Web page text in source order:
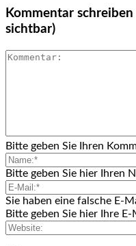
Kommentar
sichtbar)
Bitte geben Sie Ihren
Bitte geben Sie hier Ihren
Sie haben eine falsche E-
Bitte geben Sie hier Ihre